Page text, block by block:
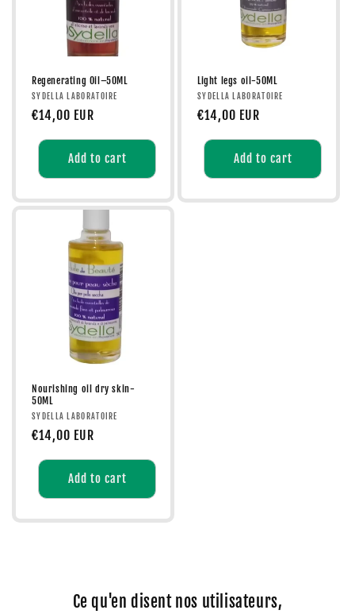
Regenerating Oil–50ML
Vendor:
SYDELLA LABORATOIRE
Regular
€14,00 EUR
Add to cart
Light legs oil-50ML
Vendor:
SYDELLA LABORATOIRE
Regular
€14,00 EUR
Add to cart
Nourishing oil dry skin-
50ML
Vendor:
SYDELLA LABORATOIRE
Regular
€14,00 EUR
Add to cart
Ce qu'en disent nos utilisateurs,